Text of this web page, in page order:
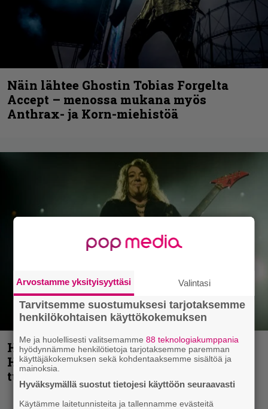
Näin lähtee Ghostin Tobias Forgelta
Accept – menossa mukana myös
Anthrax- ja Korn-miehistöä
Helloween- ja Gamma Ray -mies Kai
Hansen julkaisi uuden maistiaisen
tulevalta soololevyltä
Arvostamme yksityisyyttäsi Valintasi
Tarvitsemme suostumuksesi tarjotaksemme
henkilökohtaisen käyttökokemuksen
Me ja huolellisesti valitsemamme88 teknologiakumppania
hyödynnämme henkilötietoja tarjotaksemme paremman
käyttäjäkokemuksen sekä kohdentaaksemme sisältöä ja
mainoksia.
Hyväksymällä suostut tietojesi käyttöön seuraavasti
Käytämme laitetunnisteita ja tallennamme evästeitä